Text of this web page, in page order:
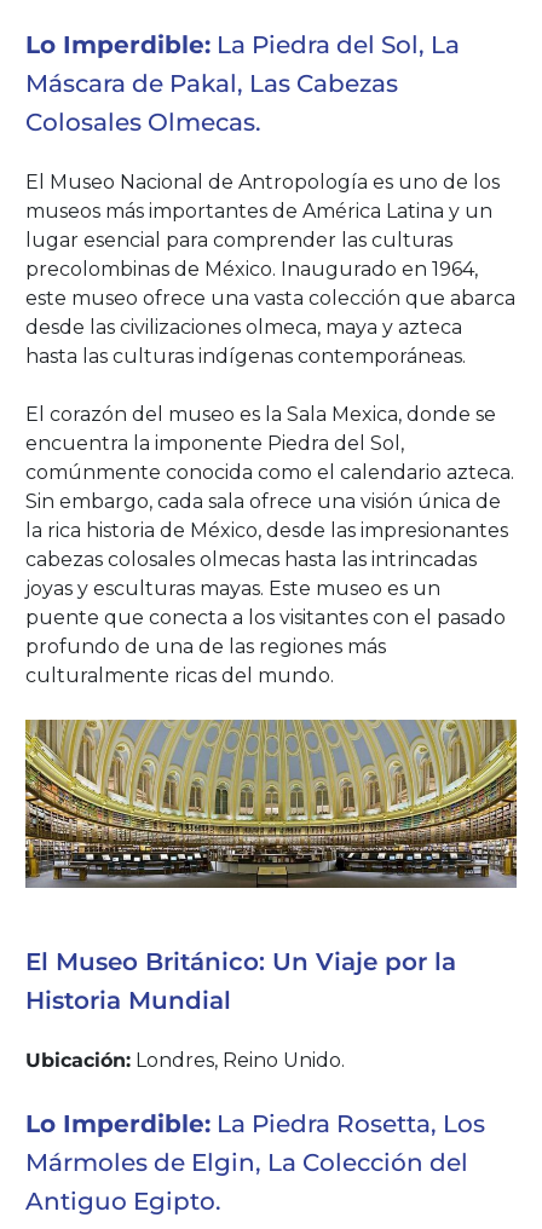
Lo Imperdible:La Piedra del Sol, La
Máscara de Pakal, Las Cabezas
Colosales Olmecas.
El Museo Nacional de Antropología es uno de los
museos más importantes de América Latina y un
lugar esencial para comprender las culturas
precolombinas de México. Inaugurado en 1964,
este museo ofrece una vasta colección que abarca
desde las civilizaciones olmeca, maya y azteca
hasta las culturas indígenas contemporáneas.
El corazón del museo es la Sala Mexica, donde se
encuentra la imponente Piedra del Sol,
comúnmente conocida como el calendario azteca.
Sin embargo, cada sala ofrece una visión única de
la rica historia de México, desde las impresionantes
cabezas colosales olmecas hasta las intrincadas
joyas y esculturas mayas. Este museo es un
puente que conecta a los visitantes con el pasado
profundo de una de las regiones más
culturalmente ricas del mundo.
El Museo Británico: Un Viaje por la
Historia Mundial
Ubicación:Londres, Reino Unido.
Lo Imperdible:La Piedra Rosetta, Los
Mármoles de Elgin, La Colección del
Antiguo Egipto.